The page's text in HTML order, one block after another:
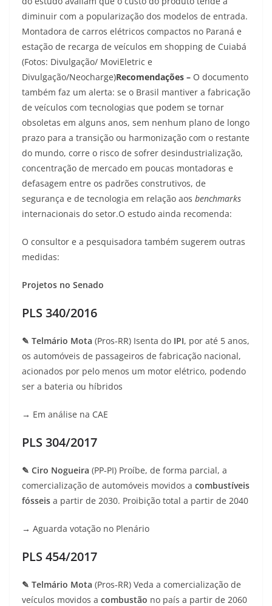
diminuir com a popularização dos modelos de entrada.
Montadora de carros elétricos compactos no Paraná e
estação de recarga de veículos em shopping de Cuiabá
(Fotos: Divulgação/ MoviEletric e
Divulgação/Neocharge)Recomendações – O documento
também faz um alerta: se o Brasil mantiver a fabricação
de veículos com tecnologias que podem se tornar
obsoletas em alguns anos, sem nenhum plano de longo
prazo para a transição ou harmonização com o restante
do mundo, corre o risco de sofrer desindustrialização,
concentração de mercado em poucas montadoras e
defasagem entre os padrões construtivos, de
segurança e de tecnologia em relação aos benchmarks
internacionais do setor.O estudo ainda recomenda:
O consultor e a pesquisadora também sugerem outras
medidas:
Projetos no Senado
PLS 340/2016
✎ Telmário Mota (Pros‑RR) Isenta do IPI, por até 5 anos,
os automóveis de passageiros de fabricação nacional,
acionados por pelo menos um motor elétrico, podendo
ser a bateria ou híbridos
→ Em análise na CAE
PLS 304/2017
✎ Ciro Nogueira (PP‑PI) Proíbe, de forma parcial, a
comercialização de automóveis movidos a combustíveis
fósseis a partir de 2030. Proibição total a partir de 2040
→ Aguarda votação no Plenário
PLS 454/2017
✎ Telmário Mota (Pros‑RR) Veda a comercialização de
veículos movidos a combustão no país a partir de 2060